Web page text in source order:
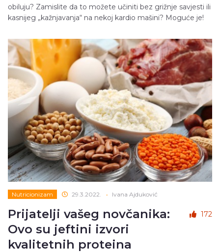
obiluju? Zamislite da to možete učiniti bez grižnje savjesti ili
kasnijeg „kažnjavanja“ na nekoj kardio mašini? Moguće je!
Nutricionizam 29.3.2022. • Ivana Ajduković
Prijatelji vašeg novčanika:
Ovo su jeftini izvori
kvalitetnih proteina
172